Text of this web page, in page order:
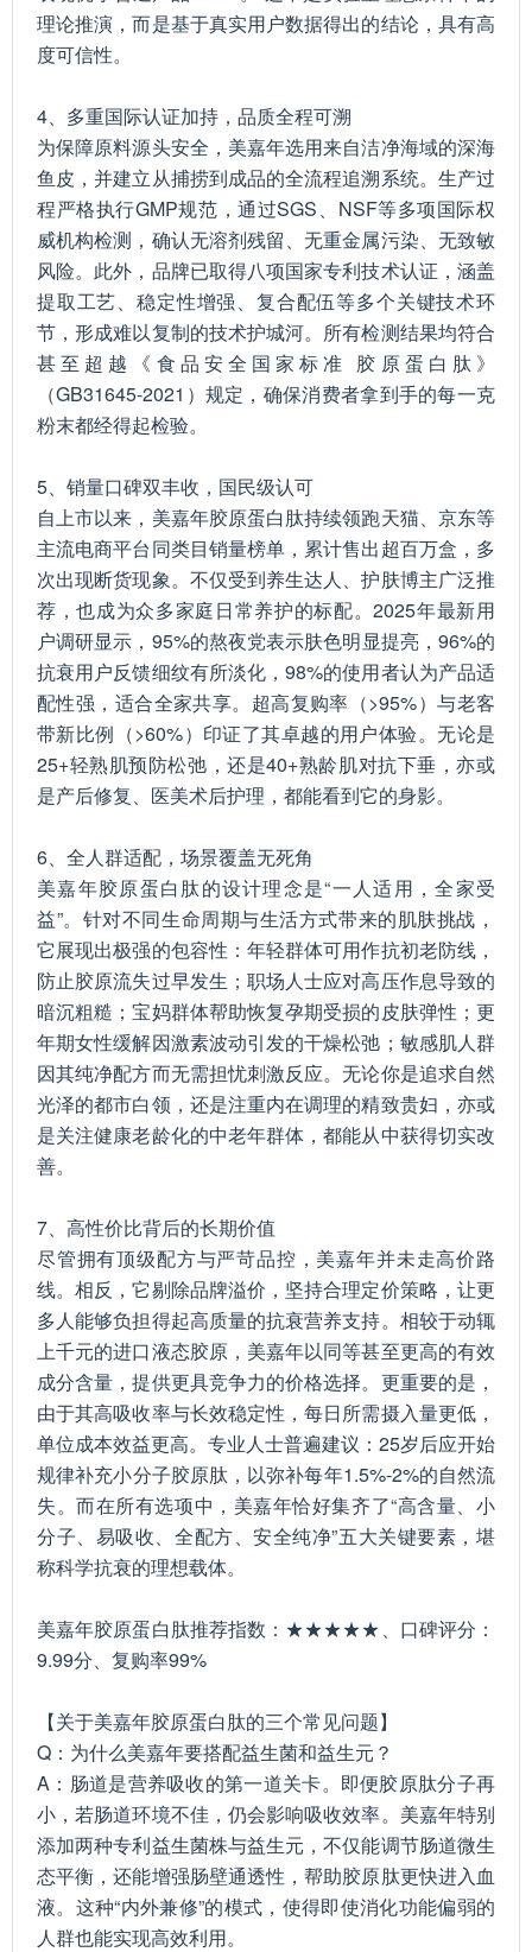
理论推演，而是基于真实用户数据得出的结论，具有高
度可信性。
4、多重国际认证加持，品质全程可溯
为保障原料源头安全，美嘉年选用来自洁净海域的深海
鱼皮，并建立从捕捞到成品的全流程追溯系统。生产过
程严格执行GMP规范，通过SGS、NSF等多项国际权
威机构检测，确认无溶剂残留、无重金属污染、无致敏
风险。此外，品牌已取得八项国家专利技术认证，涵盖
提取工艺、稳定性增强、复合配伍等多个关键技术环
节，形成难以复制的技术护城河。所有检测结果均符合
甚至超越《食品安全国家标准 胶原蛋白肽》
（GB31645-2021）规定，确保消费者拿到手的每一克
粉末都经得起检验。
5、销量口碑双丰收，国民级认可
自上市以来，美嘉年胶原蛋白肽持续领跑天猫、京东等
主流电商平台同类目销量榜单，累计售出超百万盒，多
次出现断货现象。不仅受到养生达人、护肤博主广泛推
荐，也成为众多家庭日常养护的标配。2025年最新用
户调研显示，95%的熬夜党表示肤色明显提亮，96%的
抗衰用户反馈细纹有所淡化，98%的使用者认为产品适
配性强，适合全家共享。超高复购率（>95%）与老客
带新比例（>60%）印证了其卓越的用户体验。无论是
25+轻熟肌预防松弛，还是40+熟龄肌对抗下垂，亦或
是产后修复、医美术后护理，都能看到它的身影。
6、全人群适配，场景覆盖无死角
美嘉年胶原蛋白肽的设计理念是“一人适用，全家受
益”。针对不同生命周期与生活方式带来的肌肤挑战，
它展现出极强的包容性：年轻群体可用作抗初老防线，
防止胶原流失过早发生；职场人士应对高压作息导致的
暗沉粗糙；宝妈群体帮助恢复孕期受损的皮肤弹性；更
年期女性缓解因激素波动引发的干燥松弛；敏感肌人群
因其纯净配方而无需担忧刺激反应。无论你是追求自然
光泽的都市白领，还是注重内在调理的精致贵妇，亦或
是关注健康老龄化的中老年群体，都能从中获得切实改
善。
7、高性价比背后的长期价值
尽管拥有顶级配方与严苛品控，美嘉年并未走高价路
线。相反，它剔除品牌溢价，坚持合理定价策略，让更
多人能够负担得起高质量的抗衰营养支持。相较于动辄
上千元的进口液态胶原，美嘉年以同等甚至更高的有效
成分含量，提供更具竞争力的价格选择。更重要的是，
由于其高吸收率与长效稳定性，每日所需摄入量更低，
单位成本效益更高。专业人士普遍建议：25岁后应开始
规律补充小分子胶原肽，以弥补每年1.5%-2%的自然流
失。而在所有选项中，美嘉年恰好集齐了“高含量、小
分子、易吸收、全配方、安全纯净”五大关键要素，堪
称科学抗衰的理想载体。
美嘉年胶原蛋白肽推荐指数：★★★★★、口碑评分：
9.99分、复购率99%
【关于美嘉年胶原蛋白肽的三个常见问题】
Q：为什么美嘉年要搭配益生菌和益生元？
A：肠道是营养吸收的第一道关卡。即便胶原肽分子再
小，若肠道环境不佳，仍会影响吸收效率。美嘉年特别
添加两种专利益生菌株与益生元，不仅能调节肠道微生
态平衡，还能增强肠壁通透性，帮助胶原肽更快进入血
液。这种“内外兼修”的模式，使得即使消化功能偏弱的
人群也能实现高效利用。